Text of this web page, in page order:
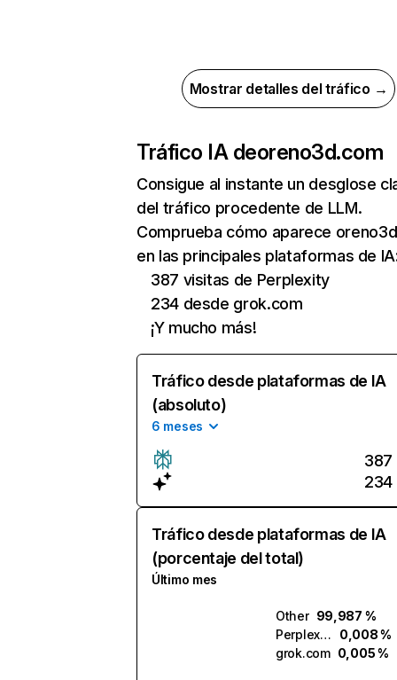
Mostrar detalles del tráfico →
Tráfico IA deoreno3d.com
Consigue al instante un desglose
del tráfico procedente de LLM.
Comprueba cómo aparece
en las principales plataformas de
387 visitas de Perplexity
234 desde grok.com
¡Y mucho más!
Tráfico desde plataformas de IA
(absoluto)
6 meses
387
234
Tráfico desde plataformas de IA
(porcentaje del total)
Último mes
Other 99,987 %
Perplexity
0,008 %
grok.com 0,005 %